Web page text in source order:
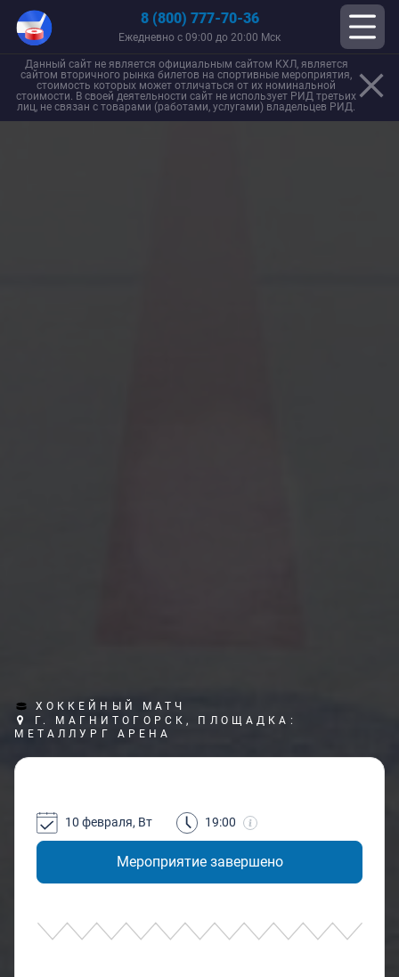
8 (800) 777-70-36
Ежедневно с 09:00 до 20:00 Мск
Данный сайт не является официальным сайтом КХЛ, является
сайтом вторичного рынка билетов на спортивные мероприятия,
стоимость которых может отличаться от их номинальной
стоимости. В своей деятельности сайт не использует РИД третьих
лиц, не связан с товарами (работами, услугами) владельцев РИД.
ХОККЕЙНЫЙ МАТЧ
Г. МАГНИТОГОРСК, ПЛОЩАДКА:
МЕТАЛЛУРГ АРЕНА
Мероприятие завершено
10 февраля, Вт 19:00